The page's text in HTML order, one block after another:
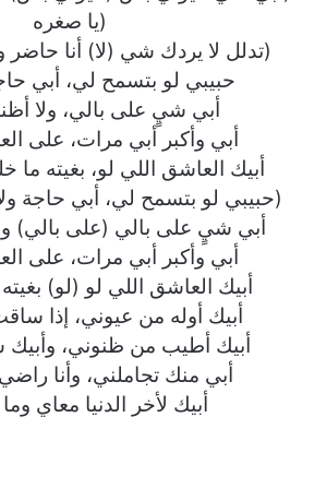
(يا صغره
(تدلل لا يردك شي (لا) أنا حاضر
حبيبي لو بتسمح لي، أبي
أبي شيٍ على بالي، ولا
أبي وأكبر أبي مرات، على
أبيك العاشق اللي لو، بغيته
(حبيبي لو بتسمح لي، أبي حاجة
أبي شيٍ على بالي (على بالي)
أبي وأكبر أبي مرات، على
أبيك العاشق اللي لو (لو)
أبيك أوله من عيوني، إذا
أبيك أطيب من ظنوني، وأبيك
أبي منك تجاملني، وأنا
أبيك لأخر الدنيا معاي